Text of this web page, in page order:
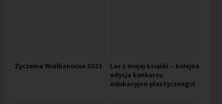
Życzenia Wielkanocne 2023 Las z mojej książki – kolejna
edycja konkursu
edukacyjno-plastycznego!